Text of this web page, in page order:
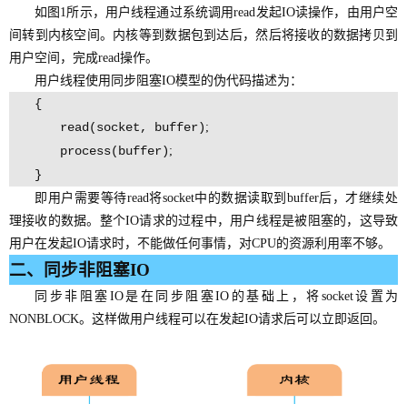
如图1所示，用户线程通过系统调用read发起IO读操作，由用户空
间转到内核空间。内核等到数据包到达后，然后将接收的数据拷贝到
用户空间，完成read操作。
用户线程使用同步阻塞IO模型的伪代码描述为：
{
read(socket, buffer) ;
process(buffer) ;
}
即用户需要等待read将socket中的数据读取到buffer后，才继续处
理接收的数据。整个IO请求的过程中，用户线程是被阻塞的，这导致
用户在发起IO请求时，不能做任何事情，对CPU的资源利用率不够。
二、 同步非阻塞IO
同步非阻塞IO是在同步阻塞IO的基础上，将socket设置为
NONBLOCK。这样做用户线程可以在发起IO请求后可以立即返回。